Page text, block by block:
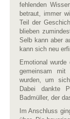
fehlenden
betraut, immer
Teil der
blieben
Selb kann aber
kann sich neu
Emotional
gemeinsam
wurden, um
Dabei dankte
Badmüller, der
Im Anschluss